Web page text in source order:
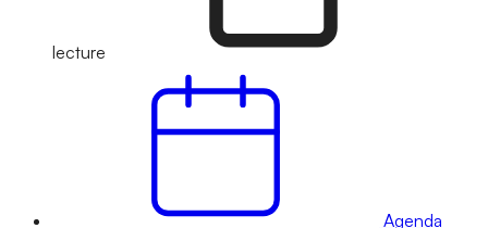
lecture
Agenda